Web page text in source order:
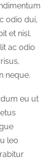
odio dui,
et nisl.
ac odio
neque.
eu ut
leo